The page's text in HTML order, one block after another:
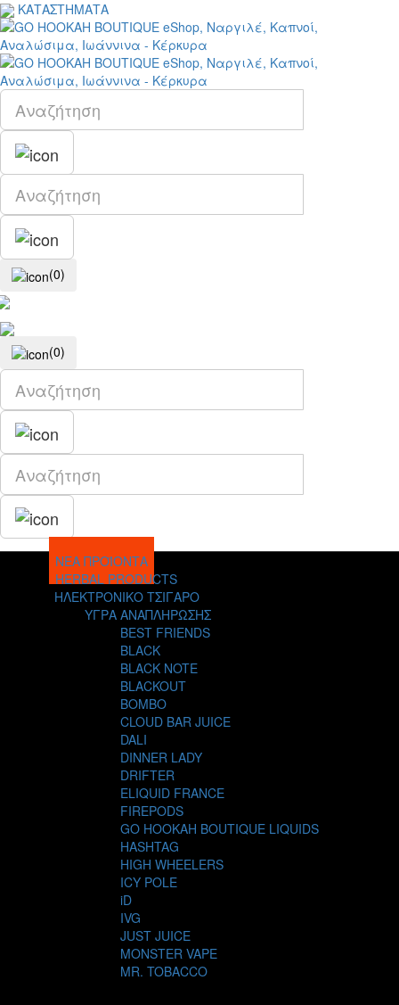
ΚΑΤΑΣΤΗΜΑΤΑ
(0)
(0)
ΝΕΑ ΠΡΟΪΟΝΤΑ
HERBAL PRODUCTS
ΗΛΕΚΤΡΟΝΙΚΟ ΤΣΙΓΑΡΟ
ΥΓΡΑ ΑΝΑΠΛΗΡΩΣΗΣ
BEST FRIENDS
BLACK
BLACK NOTE
BLACKOUT
BOMBO
CLOUD BAR JUICE
DALI
DINNER LADY
DRIFTER
ELIQUID FRANCE
FIREPODS
GO HOOKAH BOUTIQUE LIQUIDS
HASHTAG
HIGH WHEELERS
ICY POLE
iD
IVG
JUST JUICE
MONSTER VAPE
MR. TOBACCO